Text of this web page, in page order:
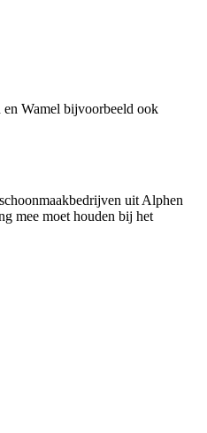
Wamel bijvoorbeeld ook
uit Alphen
mee moet houden bij het